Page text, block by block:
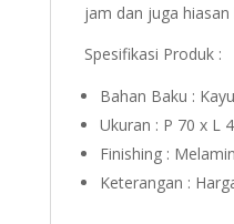
jam dan juga hiasan
Spesifikasi Produk :
Bahan Baku :
Ukuran : P 70 x L
Finishing :
Keterangan :